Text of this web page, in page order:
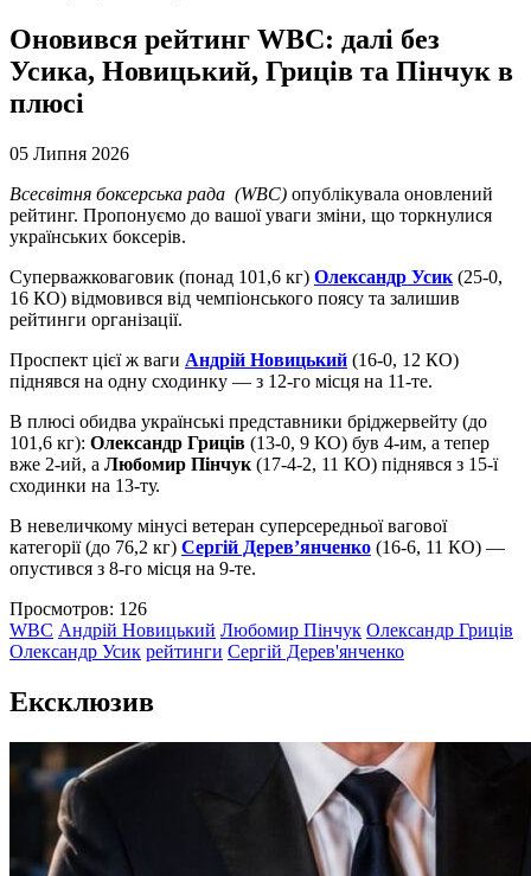
Оновився рейтинг WBC: далі без
Усика, Новицький, Гриців та Пінчук в
плюсі
05 Липня 2026
Всесвітня боксерська рада (WBC) опублікувала оновлений
рейтинг. Пропонуємо до вашої уваги зміни, що торкнулися
українських боксерів.
Суперважковаговик (понад 101,6 кг) Олександр Усик (25-0,
16 КО) відмовився від чемпіонського поясу та залишив
рейтинги організації.
Проспект цієї ж ваги Андрій Новицький (16-0, 12 КО)
піднявся на одну сходинку — з 12-го місця на 11-те.
В плюсі обидва українські представники бріджервейту (до
101,6 кг): Олександр Гриців (13-0, 9 КО) був 4-им, а тепер
вже 2-ий, а Любомир Пінчук (17-4-2, 11 КО) піднявся з 15-ї
сходинки на 13-ту.
В невеличкому мінусі ветеран суперсередньої вагової
категорії (до 76,2 кг) Сергій Дерев’янченко (16-6, 11 КО) —
опустився з 8-го місця на 9-те.
Просмотров: 126
WBC Андрій Новицький Любомир Пінчук Олександр Гриців
Олександр Усик рейтинги Сергій Дерев'янченко
Eксклюзив